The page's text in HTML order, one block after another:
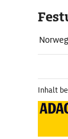
Inhalt